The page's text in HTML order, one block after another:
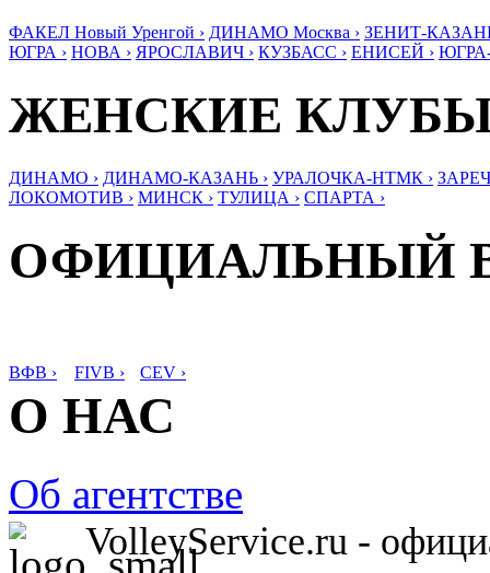
ФАКЕЛ Новый Уренгой › ДИНАМО Москва › ЗЕНИТ-
ЮГРА › НОВА › ЯРОСЛАВИЧ › КУЗБАСС › ЕНИСЕЙ ›
ЖЕНСКИЕ
ДИНАМО › ДИНАМО-КАЗАНЬ › УРАЛОЧКА-НТМК ›
ЛОКОМОТИВ › МИНСК › ТУЛИЦА › СПАРТА ›
ОФИЦИАЛЬНЫЙ
ВФВ › FIVB › CEV ›
О НАС
Об агентстве
VolleyService.ru -